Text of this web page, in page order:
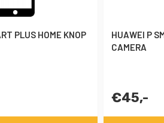
PLUS HOME KNOP
HUAWEI P
CAMERA
€45,-